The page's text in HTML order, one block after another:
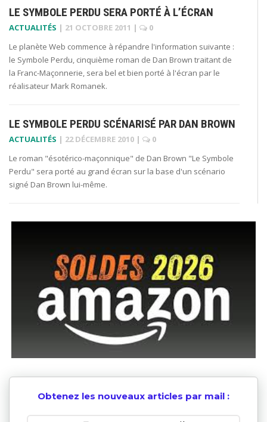
LE SYMBOLE PERDU SERA PORTÉ À L’ÉCRAN
ACTUALITÉS | 21 OCTOBRE 2011 |
0
Le planète Web commence à répandre l'information suivante :
le Symbole Perdu, cinquième roman de Dan Brown traitant de
la Franc-Maçonnerie, sera bel et bien porté à l'écran par le
réalisateur Mark Romanek.
LE SYMBOLE PERDU SCÉNARISÉ PAR DAN BROWN
ACTUALITÉS | 22 DÉCEMBRE 2010 |
0
Le roman "ésotérico-maçonnique" de Dan Brown "Le Symbole
Perdu" sera porté au grand écran sur la base d'un scénario
signé Dan Brown lui-même.
Obtenez les nouveaux articles par mail :